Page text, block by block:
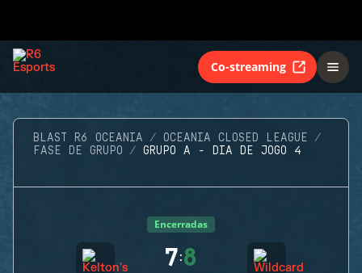
Co-streaming
BLAST R6 OCEANIA
OCEANIA CLOSED LEAGUE
FASE DE GRUPO
GRUPO A - DIA DE JOGO 4
Encerradas
7:8